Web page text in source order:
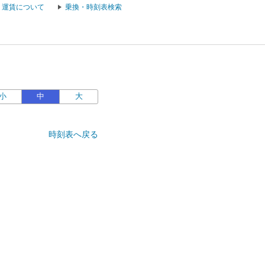
運賃について 乗換・時刻表検索
中 大
時刻表へ戻る